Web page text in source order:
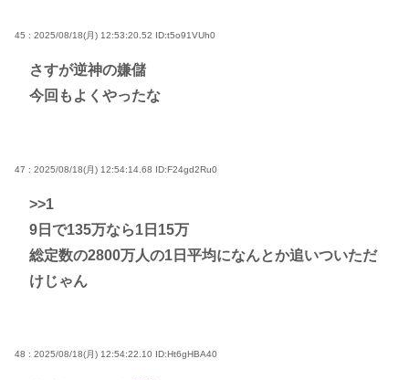
45 : 2025/08/18(月) 12:53:20.52 ID:t5o91VUh0
さすが逆神の嫌儲
今回もよくやったな
47 : 2025/08/18(月) 12:54:14.68 ID:F24gd2Ru0
>>1
9日で135万なら1日15万
総定数の2800万人の1日平均になんとか追いついただ
けじゃん
48 : 2025/08/18(月) 12:54:22.10 ID:Ht6gHBA40